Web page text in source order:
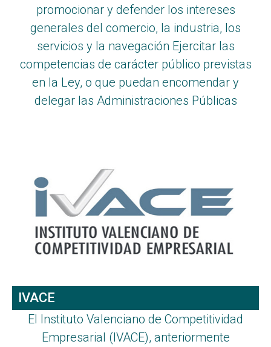
promocionar y defender los intereses
generales del comercio, la industria, los
servicios y la navegación Ejercitar las
competencias de carácter público previstas
en la Ley, o que puedan encomendar y
delegar las Administraciones Públicas
IVACE
El Instituto Valenciano de Competitividad
Empresarial (IVACE), anteriormente